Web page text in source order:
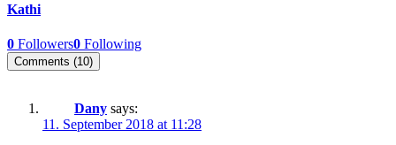
Kathi
0 Followers0 Following
Comments (10)
Dany says:
11. September 2018 at 11:28